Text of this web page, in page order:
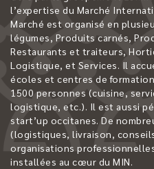
l’expertise du Marché
Marché est organisé en
légumes, Produits carnés,
Restaurants et traiteurs,
Logistique, et Services. Il
écoles et centres de
1500 personnes (cuisine,
logistique, etc.). Il est aussi
start’up occitanes. De
(logistiques, livraison,
organisations
installées au cœur du MIN.